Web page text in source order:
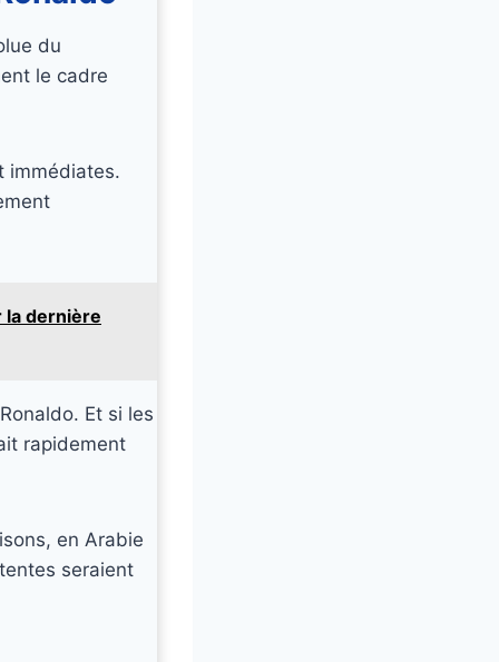
du
le cadre
immédiates.
la dernière
Et si les
rapidement
en Arabie
seraient